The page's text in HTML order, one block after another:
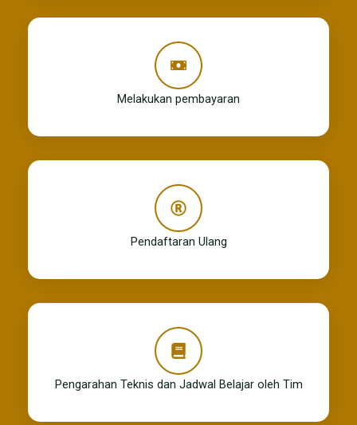
Melakukan pembayaran
Pendaftaran Ulang
Pengarahan Teknis dan Jadwal Belajar oleh Tim